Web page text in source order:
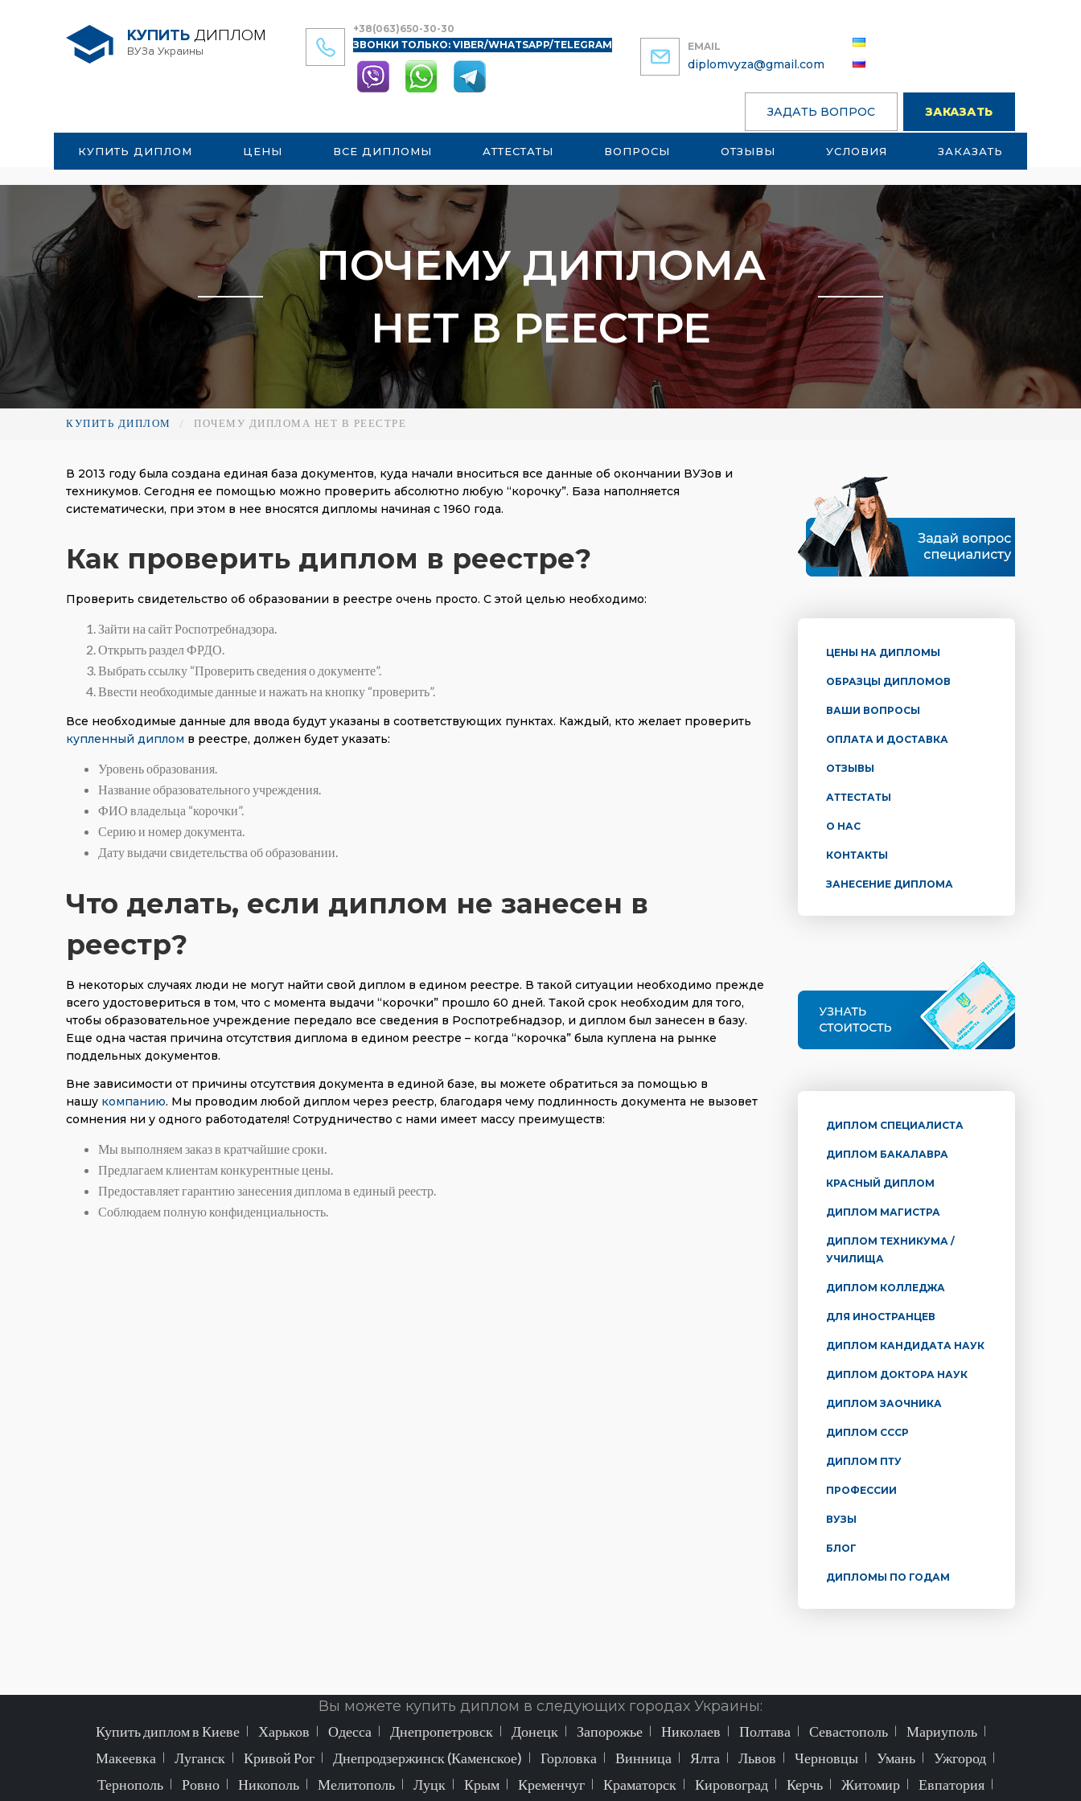
КУПИТЬ ДИПЛОМ
ВУЗа Украины
+38(063)650-30-30
ЗВОНКИ ТОЛЬКО: VIBER/WHATSAPP/TELEGRAM
EMAIL
diplomvyza@gmail.com
ЗАДАТЬ ВОПРОС ЗАКАЗАТЬ
КУПИТЬ ДИПЛОМ ЦЕНЫ ВСЕ ДИПЛОМЫ АТТЕСТАТЫ ВОПРОСЫ ОТЗЫВЫ УСЛОВИЯ ЗАКАЗАТЬ
ПОЧЕМУ ДИПЛОМА
НЕТ В РЕЕСТРЕ
КУПИТЬ ДИПЛОМ ПОЧЕМУ ДИПЛОМА НЕТ В РЕЕСТРЕ
ЦЕНЫ НА ДИПЛОМЫ
ОБРАЗЦЫ ДИПЛОМОВ
ВАШИ ВОПРОСЫ
ОПЛАТА И ДОСТАВКА
ОТЗЫВЫ
АТТЕСТАТЫ
О НАС
КОНТАКТЫ
ЗАНЕСЕНИЕ ДИПЛОМА
ДИПЛОМ СПЕЦИАЛИСТА
ДИПЛОМ БАКАЛАВРА
КРАСНЫЙ ДИПЛОМ
ДИПЛОМ МАГИСТРА
ДИПЛОМ ТЕХНИКУМА /
УЧИЛИЩА
ДИПЛОМ КОЛЛЕДЖА
ДЛЯ ИНОСТРАНЦЕВ
ДИПЛОМ КАНДИДАТА НАУК
ДИПЛОМ ДОКТОРА НАУК
ДИПЛОМ ЗАОЧНИКА
ДИПЛОМ СССР
ДИПЛОМ ПТУ
ПРОФЕССИИ
ВУЗЫ
БЛОГ
ДИПЛОМЫ ПО ГОДАМ
В 2013 году была создана единая база документов, куда начали вноситься все данные об окончании ВУЗов и
техникумов. Сегодня ее помощью можно проверить абсолютно любую “корочку”. База наполняется
систематически, при этом в нее вносятся дипломы начиная с 1960 года.
Как проверить диплом в реестре?
Проверить свидетельство об образовании в реестре очень просто. С этой целью необходимо:
Зайти на сайт Роспотребнадзора.
Открыть раздел ФРДО.
Выбрать ссылку “Проверить сведения о документе”.
Ввести необходимые данные и нажать на кнопку “проверить”.
Все необходимые данные для ввода будут указаны в соответствующих пунктах. Каждый, кто желает проверить
купленный диплом в реестре, должен будет указать:
Уровень образования.
Название образовательного учреждения.
ФИО владельца “корочки”.
Серию и номер документа.
Дату выдачи свидетельства об образовании.
Что делать, если диплом не занесен в
реестр?
В некоторых случаях люди не могут найти свой диплом в едином реестре. В такой ситуации необходимо прежде
всего удостовериться в том, что с момента выдачи “корочки” прошло 60 дней. Такой срок необходим для того,
чтобы образовательное учреждение передало все сведения в Роспотребнадзор, и диплом был занесен в базу.
Еще одна частая причина отсутствия диплома в едином реестре – когда “корочка” была куплена на рынке
поддельных документов.
Вне зависимости от причины отсутствия документа в единой базе, вы можете обратиться за помощью в
нашу компанию. Мы проводим любой диплом через реестр, благодаря чему подлинность документа не вызовет
сомнения ни у одного работодателя! Сотрудничество с нами имеет массу преимуществ:
Мы выполняем заказ в кратчайшие сроки.
Предлагаем клиентам конкурентные цены.
Предоставляет гарантию занесения диплома в единый реестр.
Соблюдаем полную конфиденциальность.
Вы можете купить диплом в следующих городах Украины:
Купить диплом в Киеве
Харьков Одесса Днепропетровск Донецк Запорожье Николаев Полтава Севастополь
Мариуполь
Макеевка
Луганск Кривой Рог Днепродзержинск (Каменское) Горловка Винница Ялта Львов Черновцы Умань
Ужгород
Тернополь
Ровно Никополь Мелитополь Луцк Крым Кременчуг Краматорск Кировоград Керчь Житомир Евпатория